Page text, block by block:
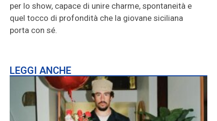
per lo show, capace di unire charme, spontaneità e
quel tocco di profondità che la giovane siciliana
porta con sé.
LEGGI ANCHE